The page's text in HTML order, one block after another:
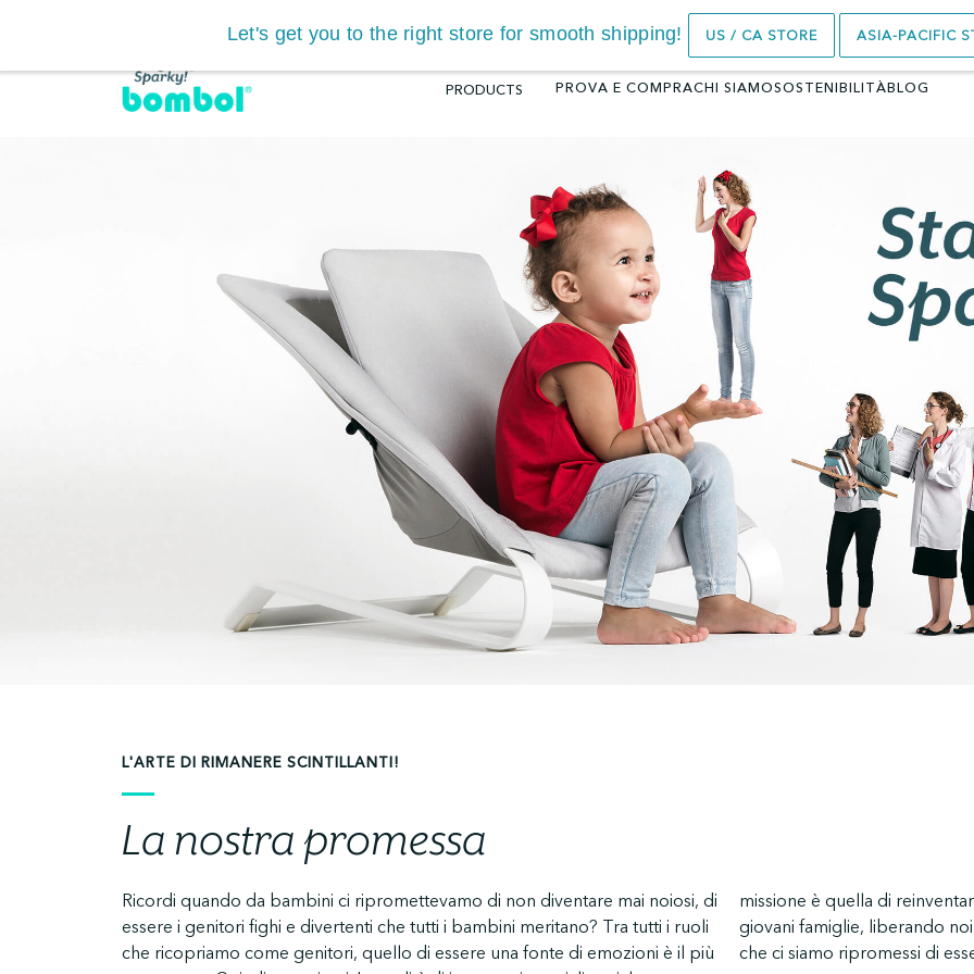
Let's get you to the right store for smooth shipping! US / CA STORE ASIA-PACIFIC
Cerca
PRODUCTS
4.8
(16)
€79.00
SCEGLI
4.6
(37)
225.00
PROVA E COMPRACHI SIAMOSOSTENIBILITÀBLOG
L'ARTE DI RIMANERE SCINTILLANTI!
La nostra promessa
Ricordi quando da bambini ci ripromettevamo di non diventare mai noiosi, di
essere i genitori fighi e divertenti che tutti i bambini meritano? Tra tutti i ruoli
che ricopriamo come genitori, quello di essere una fonte di emozioni è il più
missione è quella di reinventare tutta la plastica inutile che appesantisce le
giovani famiglie, liberando noi adulti per essere le scintille di divertimento
che ci siamo ripromessi di